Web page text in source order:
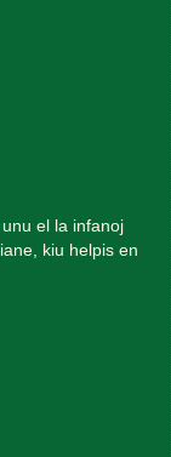
el la infanoj
kiu helpis en